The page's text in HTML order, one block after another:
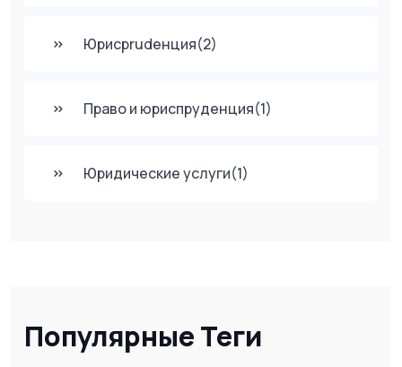
Юрисprudенция(2)
Право и юриспруденция(1)
Юридические услуги(1)
Популярные Теги